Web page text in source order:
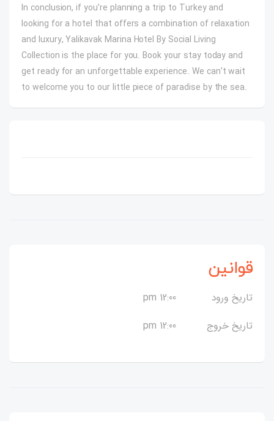
In conclusion, if you’re planning a trip to Turkey and
looking for a hotel that offers a combination of relaxation
and luxury, Yalikavak Marina Hotel By Social Living
Collection is the place for you. Book your stay today and
get ready for an unforgettable experience. We can’t wait
to welcome you to our little piece of paradise by the sea.
قوانین
تاریخ ورود
12:00 pm
تاریخ خروج
12:00 pm